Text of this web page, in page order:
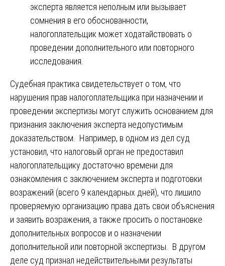
эксперта является неполным или вызывает
сомнения в его обоснованности,
налогоплательщик может ходатайствовать о
проведении дополнительного или повторного
исследования.
Судебная практика свидетельствует о том, что
нарушения прав налогоплательщика при назначении и
проведении экспертизы могут служить основанием для
признания заключения эксперта недопустимым
доказательством. Например, в одном из дел суд
установил, что налоговый орган не предоставил
налогоплательщику достаточно времени для
ознакомления с заключением эксперта и подготовки
возражений (всего 9 календарных дней), что лишило
проверяемую организацию права дать свои объяснения
и заявить возражения, а также просить о постановке
дополнительных вопросов и о назначении
дополнительной или повторной экспертизы. В другом
деле суд признал недействительными результаты